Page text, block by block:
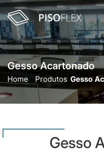
Gesso Acartonado
Home Produtos Gesso
Gesso